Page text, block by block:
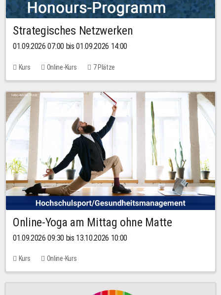
Strategisches Netzwerken
01.09.2026 07:00 bis 01.09.2026 14:00
Kurs Online-Kurs 7 Plätze
Online-Yoga am Mittag ohne Matte
01.09.2026 09:30 bis 13.10.2026 10:00
Kurs Online-Kurs